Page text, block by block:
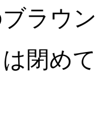
ラウ
閉め